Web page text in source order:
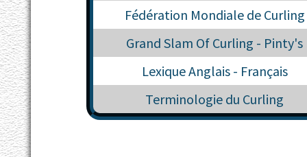
Fédération Mondiale de Curling
Grand Slam Of Curling - Pinty's
Lexique Anglais - Français
Terminologie du Curling